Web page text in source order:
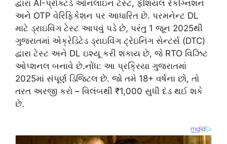
દ્વારા AI-પ્રોક્ટર્ડ ઓનલાઇન ટેસ્ટ, ફેશિયલ રેકગ્નિશન
અને OTP વેરિફિકેશન પર આધારિત છે. પરમનેન્ટ DL
માટે ડ્રાઇવિંગ ટેસ્ટ આપવું પડે છે, પરંતુ 1 જૂન 2025થી
ગુજરાતમાં એક્રેડિટેડ ડ્રાઇવિંગ ટ્રેઇનિંગ સેન્ટર્સ (DTC)
દ્વારા ટેસ્ટ અને DL ઇશ્યૂ કરી શકાય છે, જે RTO વિઝિટ
ઓપ્શનલ બનાવે છે.નોંધ: આ પ્રક્રિયા ગુજરાતમાં
2025માં સંપૂર્ણ ડિજિટલ છે. જો તમે 18+ વર્ષના છો, તો
તરત અરજી કરો – વિલંબથી ₹1,000 સુધી દંડ થઈ શકે
છે.